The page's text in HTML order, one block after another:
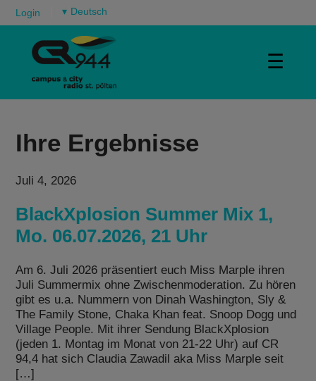
Login ▾
☰
Ihre Ergebnisse
Juli 4, 2026
BlackXplosion Summer Mix 1,
Mo. 06.07.2026, 21 Uhr
Am 6. Juli 2026 präsentiert euch Miss Marple ihren
Juli Summermix ohne Zwischenmoderation. Zu hören
gibt es u.a. Nummern von Dinah Washington, Sly &
The Family Stone, Chaka Khan feat. Snoop Dogg und
Village People. Mit ihrer Sendung BlackXplosion
(jeden 1. Montag im Monat von 21-22 Uhr) auf CR
94,4 hat sich Claudia Zawadil aka Miss Marple seit
[…]